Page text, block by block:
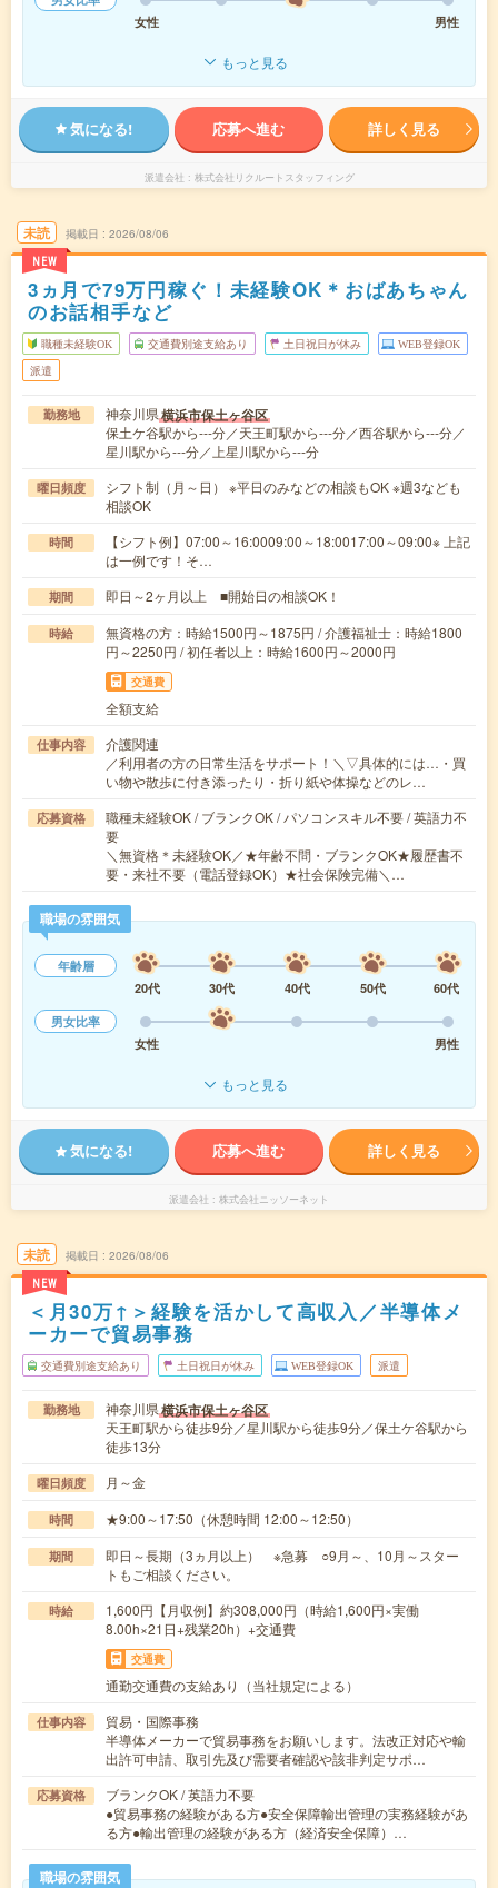
女性
男性
もっと見る
気になる! 応募へ進む 詳しく見る
派遣会社 株式会社リクルートスタッフィング
未読
NEW
掲載日 2026/08/06
3ヵ月で79万円稼ぐ！未経験OK＊おばあちゃん
のお話相手など
職種未経験OK 交通費別途支給あり 土日祝日が休み WEB登録OK
派遣
勤務地 神奈川県横浜市保土ヶ谷区
保土ケ谷駅から---分／天王町駅から---分／西谷駅から---分／
星川駅から---分／上星川駅から---分
曜日頻度
シフト制（月～日） ※平日のみなどの相談もOK ※週3なども
相談OK
時間
【シフト例】07:00～16:0009:00～18:0017:00～09:00※ 上記
は一例です！そ…
期間 即日～2ヶ月以上 ■開始日の相談OK！
時給
無資格の方：時給1500円～1875円 / 介護福祉士：時給1800
円～2250円 / 初任者以上：時給1600円～2000円
交通費
全額支給
仕事内容
介護関連
／利用者の方の日常生活をサポート！＼▽具体的には…・買
い物や散歩に付き添ったり・折り紙や体操などのレ…
応募資格
職種未経験OK / ブランクOK / パソコンスキル不要 / 英語力不
要
＼無資格＊未経験OK／★年齢不問・ブランクOK★履歴書不
要・来社不要（電話登録OK）★社会保険完備＼…
職場の雰囲気
年齢層
20代
30代 40代 50代
60代
男女比率
女性
男性
もっと見る
気になる! 応募へ進む 詳しく見る
派遣会社 株式会社ニッソーネット
未読
NEW
掲載日 2026/08/06
＜月30万↑＞経験を活かして高収入／半導体メ
ーカーで貿易事務
交通費別途支給あり 土日祝日が休み WEB登録OK 派遣
勤務地 神奈川県横浜市保土ヶ谷区
天王町駅から徒歩9分／星川駅から徒歩9分／保土ケ谷駅から
徒歩13分
曜日頻度 月～金
時間 ★9:00～17:50（休憩時間 12:00～12:50）
期間
即日～長期（3ヵ月以上） ※急募 ○9月～、10月～スター
トもご相談ください。
時給
1,600円【月収例】約308,000円（時給1,600円×実働
8.00h×21日+残業20h）+交通費
交通費
通勤交通費の支給あり（当社規定による）
仕事内容
貿易・国際事務
半導体メーカーで貿易事務をお願いします。法改正対応や輸
出許可申請、取引先及び需要者確認や該非判定サポ…
応募資格
ブランクOK / 英語力不要
●貿易事務の経験がある方●安全保障輸出管理の実務経験があ
る方●輸出管理の経験がある方（経済安全保障）…
職場の雰囲気